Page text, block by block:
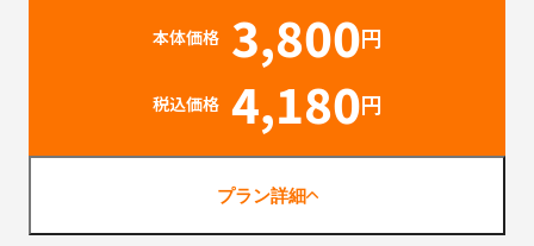
本体価格 3,800円
税込価格 4,180円
プラン詳細